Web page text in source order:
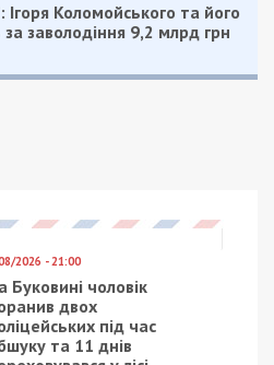
Коломойського та його
за заволодіння 9,2 млрд грн
2026 - 21:00
Буковині чоловік
двох
під час
та 11 днів